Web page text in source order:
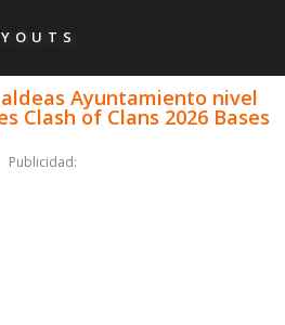
Ayuntamiento nivel
Clash of Clans 2026 Bases
Publicidad: